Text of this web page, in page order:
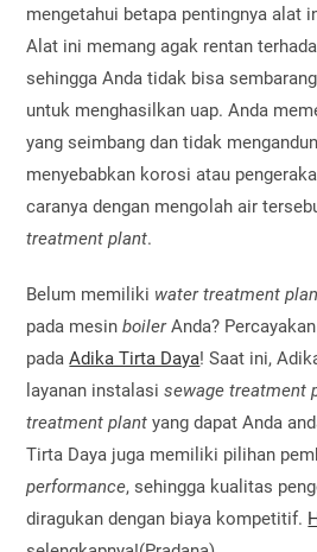
mengetahui betapa pentingnya alat
Alat ini memang agak rentan
sehingga Anda tidak bisa
untuk menghasilkan uap. Anda
yang seimbang dan tidak
menyebabkan korosi atau
caranya dengan mengolah air
treatment plant.
Belum memiliki water treatment
pada mesinboilerAnda?
padaAdika Tirta Daya! Saat ini,
layanan instalasisewage treatment
treatment plant yang dapat Anda
Tirta Daya juga memiliki pilihan
performance, sehingga kualitas
diragukan dengan biaya kompetitif.